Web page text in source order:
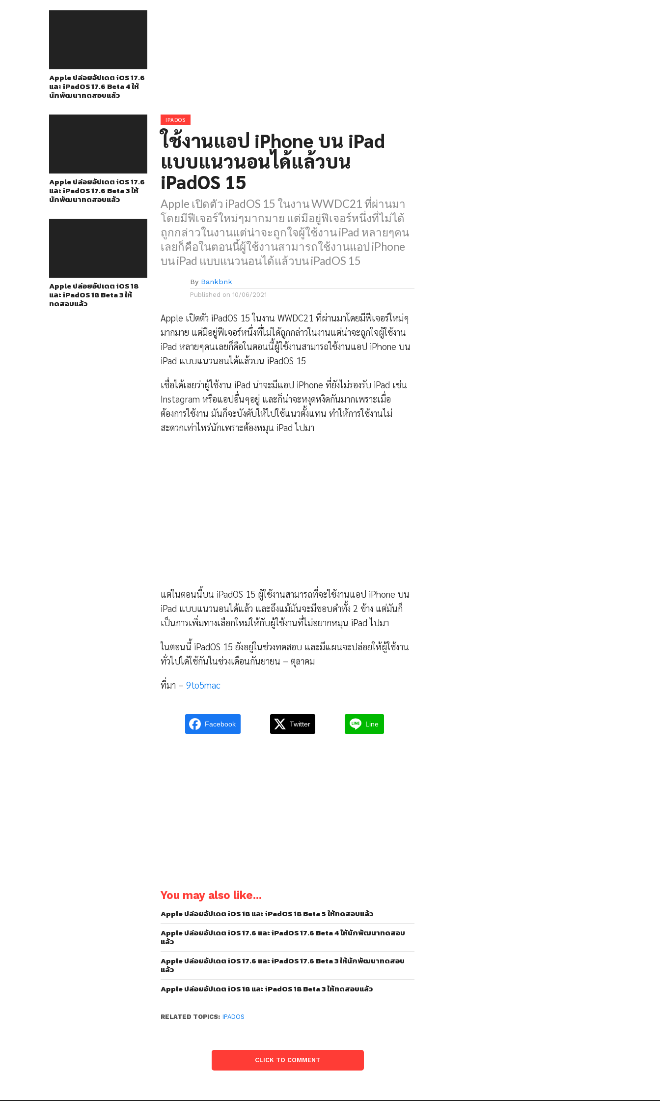
Apple ปล่อยอัปเดต iOS 17.6
และ iPadOS 17.6 Beta 4 ให้
นักพัฒนาทดสอบแล้ว
Apple ปล่อยอัปเดต iOS 17.6
และ iPadOS 17.6 Beta 3 ให้
นักพัฒนาทดสอบแล้ว
Apple ปล่อยอัปเดต iOS 18
และ iPadOS 18 Beta 3 ให้
ทดสอบแล้ว
IPADOS
ใช้งานแอป iPhone บน iPad
แบบแนวนอนได้แล้วบน
iPadOS 15
Apple เปิดตัว iPadOS 15 ในงาน WWDC21 ที่ผ่านมา
โดยมีฟีเจอร์ใหม่ๆมากมาย แต่มีอยู่ฟีเจอร์หนึ่งที่ไม่ได้
ถูกกล่าวในงานแต่น่าจะถูกใจผู้ใช้งาน iPad หลายๆคน
เลยก็คือในตอนนี้ผู้ใช้งานสามารถใช้งานแอป iPhone
บน iPad แบบแนวนอนได้แล้วบน iPadOS 15
By Bankbnk
Published on 10/06/2021
Apple เปิดตัว iPadOS 15 ในงาน WWDC21 ที่ผ่านมาโดยมีฟีเจอร์ใหม่ๆ
มากมาย แต่มีอยู่ฟีเจอร์หนึ่งที่ไม่ได้ถูกกล่าวในงานแต่น่าจะถูกใจผู้ใช้งาน
iPad หลายๆคนเลยก็คือในตอนนี้ผู้ใช้งานสามารถใช้งานแอป iPhone บน
iPad แบบแนวนอนได้แล้วบน iPadOS 15
เชื่อได้เลยว่าผู้ใช้งาน iPad น่าจะมีแอป iPhone ที่ยังไม่รองรับ iPad เช่น
Instagram หรือแอปอื่นๆอยู่ และก็น่าจะหงุดหงิดกันมากเพราะเมื่อ
ต้องการใช้งาน มันก็จะบังคับให้ไปใช้แนวตั้งแทน ทำให้การใช้งานไม่
สะดวกเท่าไหร่นักเพราะต้องหมุน iPad ไปมา
แต่ในตอนนี้บน iPadOS 15 ผู้ใช้งานสามารถที่จะใช้งานแอป iPhone บน
iPad แบบแนวนอนได้แล้ว และถึงแม้มันจะมีขอบดำทั้ง 2 ข้าง แต่มันก็
เป็นการเพิ่มทางเลือกใหม่ให้กับผู้ใช้งานที่ไม่อยากหมุน iPad ไปมา
ในตอนนี้ iPadOS 15 ยังอยู่ในช่วงทดสอบ และมีแผนจะปล่อยให้ผู้ใช้งาน
ทั่วไปได้ใช้กันในช่วงเดือนกันยายน – ตุลาคม
ที่มา –9to5mac
Facebook Twitter Line
You may also like...
Apple ปล่อยอัปเดต iOS 18 และ iPadOS 18 Beta 5 ให้ทดสอบแล้ว
Apple ปล่อยอัปเดต iOS 17.6 และ iPadOS 17.6 Beta 4 ให้นักพัฒนาทดสอบ
แล้ว
Apple ปล่อยอัปเดต iOS 17.6 และ iPadOS 17.6 Beta 3 ให้นักพัฒนาทดสอบ
แล้ว
Apple ปล่อยอัปเดต iOS 18 และ iPadOS 18 Beta 3 ให้ทดสอบแล้ว
RELATED TOPICS: IPADOS
CLICK TO COMMENT